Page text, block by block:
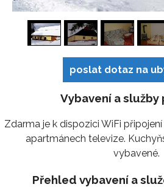
1/15
poslat dotaz na
Vybavení a služby
Zdarma je k dispozici WiFi
apartmánech televize.
vybavené.
Přehled vybavení a